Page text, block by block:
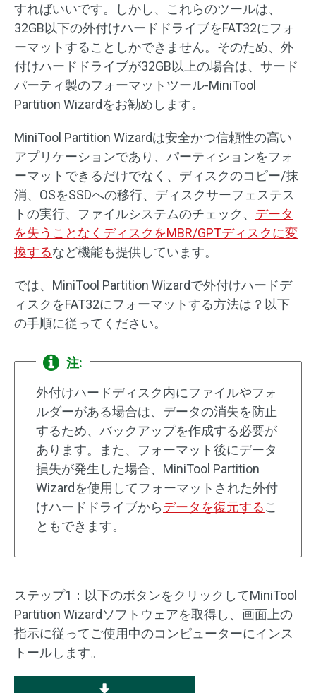
すればいいです。しかし、これらのツールは、
32GB以下の外付けハードドライブをFAT32にフォ
ーマットすることしかできません。そのため、外
付けハードドライブが32GB以上の場合は、サード
パーティ製のフォーマットツール-MiniTool
Partition Wizardをお勧めします。
MiniTool Partition Wizardは安全かつ信頼性の高い
アプリケーションであり、パーティションをフォ
ーマットできるだけでなく、ディスクのコピー/抹
消、OSをSSDへの移行、ディスクサーフェステス
トの実行、ファイルシステムのチェック、 データ
を失うことなくディスクをMBR/GPTディスクに変
換するなど機能も提供しています。
では、MiniTool Partition Wizardで外付けハードデ
ィスクをFAT32にフォーマットする方法は？以下
の手順に従ってください。
注:
外付けハードディスク内にファイルやフォ
ルダーがある場合は、データの消失を防止
するため、バックアップを作成する必要が
あります。また、フォーマット後にデータ
損失が発生した場合、MiniTool Partition
Wizardを使用してフォーマットされた外付
けハードドライブからデータを復元するこ
ともできます。
ステップ1：以下のボタンをクリックしてMiniTool
Partition Wizardソフトウェアを取得し、画面上の
指示に従ってご使用中のコンピューターにインス
トールします。